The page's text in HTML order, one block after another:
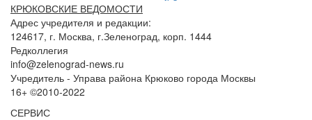
КРЮКОВСКИЕ ВЕДОМОСТИ
Адрес учредителя и редакции:
124617, г. Москва, г.Зеленоград, корп. 1444
Редколлегия
info@zelenograd-news.ru
Учредитель - Управа района Крюково города Москвы
16+ ©2010-2022
СЕРВИС